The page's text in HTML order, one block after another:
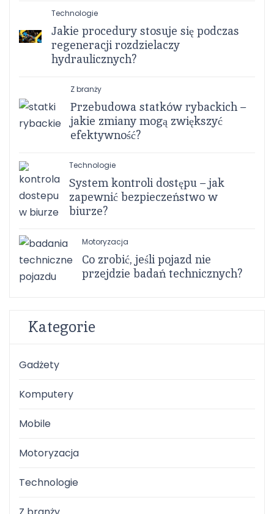
Technologie
Jakie procedury stosuje się podczas
regeneracji rozdzielaczy
hydraulicznych?
Z branży
Przebudowa statków rybackich –
jakie zmiany mogą zwiększyć
efektywność?
Technologie
System kontroli dostępu – jak
zapewnić bezpieczeństwo w
biurze?
Motoryzacja
Co zrobić, jeśli pojazd nie
przejdzie badań technicznych?
Kategorie
Gadżety
Komputery
Mobile
Motoryzacja
Technologie